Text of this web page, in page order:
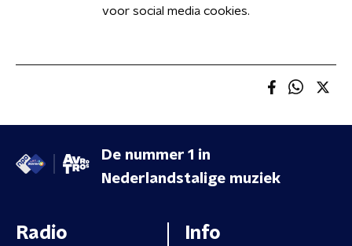
voor social media cookies.
De nummer 1 in
Nederlandstalige muziek
Radio Info